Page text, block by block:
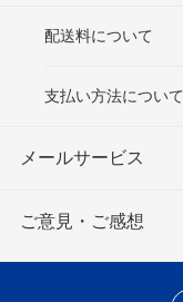
配送料について
支払い方法について
メールサービス
ご意見・ご感想